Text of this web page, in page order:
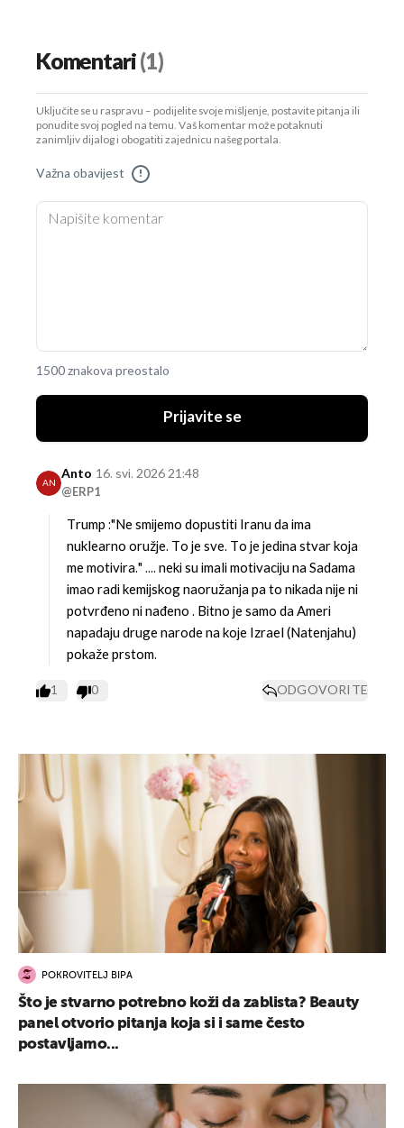
Komentari(1)
Uključite se u raspravu – podijelite svoje mišljenje, postavite pitanja ili
ponudite svoj pogled na temu. Vaš komentar može potaknuti
zanimljiv dijalog i obogatiti zajednicu našeg portala.
Važna obavijest !
1500 znakova preostalo
Prijavite se
AN
Anto
@ERP1
16. svi. 2026 21:48
Trump :"Ne smijemo dopustiti Iranu da ima
nuklearno oružje. To je sve. To je jedina stvar koja
me motivira." .... neki su imali motivaciju na Sadama
imao radi kemijskog naoružanja pa to nikada nije ni
potvrđeno ni nađeno . Bitno je samo da Ameri
napadaju druge narode na koje Izrael (Natenjahu)
pokaže prstom.
1 0 ODGOVORITE
POKROVITELJ BIPA
Što je stvarno potrebno koži da zablista? Beauty
panel otvorio pitanja koja si i same često
postavljamo...